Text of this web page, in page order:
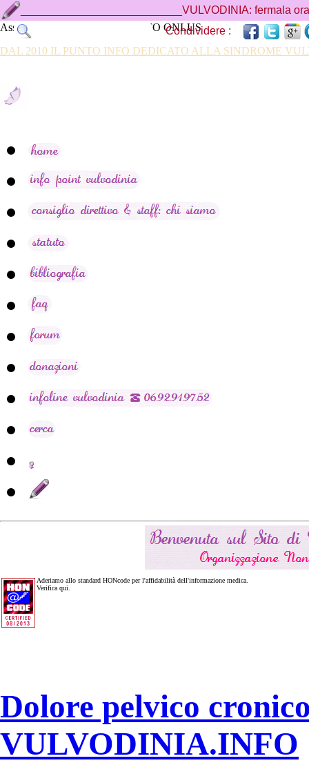
__________________________VULVODINIA: fermala
Condividere :
Associazione VULVODINIA.INFO ONLUS
DAL 2010 IL PUNTO INFO DEDICATO ALLA SINDROME
Aderiamo allo standard HONcode per l'affidabilità dell'informazione medica.
Verifica qui.
Dolore pelvico
VULVODINIA.INFO